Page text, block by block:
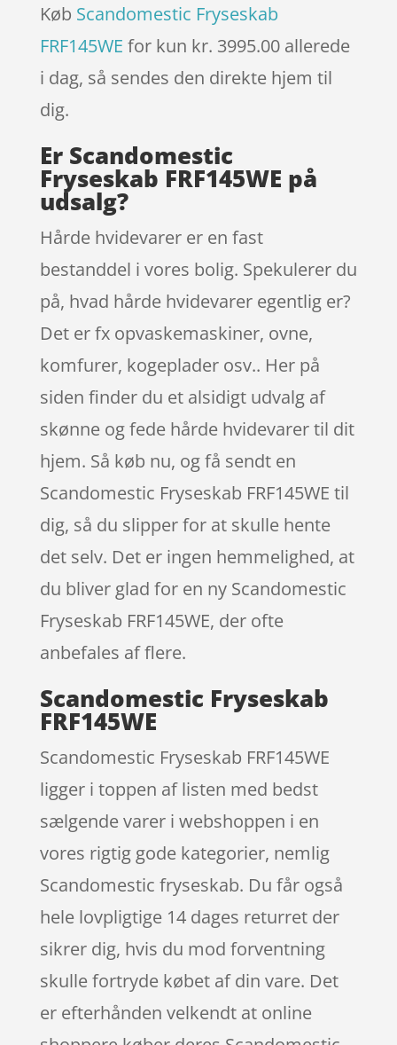
Køb Scandomestic Fryseskab
FRF145WE for kun kr. 3995.00 allerede
i dag, så sendes den direkte hjem til
dig.
Er Scandomestic
Fryseskab FRF145WE på
udsalg?
Hårde hvidevarer er en fast
bestanddel i vores bolig. Spekulerer du
på, hvad hårde hvidevarer egentlig er?
Det er fx opvaskemaskiner, ovne,
komfurer, kogeplader osv.. Her på
siden finder du et alsidigt udvalg af
skønne og fede hårde hvidevarer til dit
hjem. Så køb nu, og få sendt en
Scandomestic Fryseskab FRF145WE til
dig, så du slipper for at skulle hente
det selv. Det er ingen hemmelighed, at
du bliver glad for en ny Scandomestic
Fryseskab FRF145WE, der ofte
anbefales af flere.
Scandomestic Fryseskab
FRF145WE
Scandomestic Fryseskab FRF145WE
ligger i toppen af listen med bedst
sælgende varer i webshoppen i en
vores rigtig gode kategorier, nemlig
Scandomestic fryseskab. Du får også
hele lovpligtige 14 dages returret der
sikrer dig, hvis du mod forventning
skulle fortryde købet af din vare. Det
er efterhånden velkendt at online